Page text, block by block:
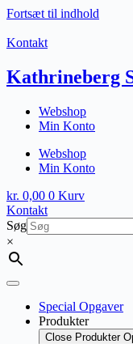
Fortsæt til indhold
Kontakt
Kathrineberg
Webshop
Min Konto
Webshop
Min Konto
kr. 0,00 0 Kurv
Kontakt
Søg
×
Special Opgaver
Produkter
Close Produkter